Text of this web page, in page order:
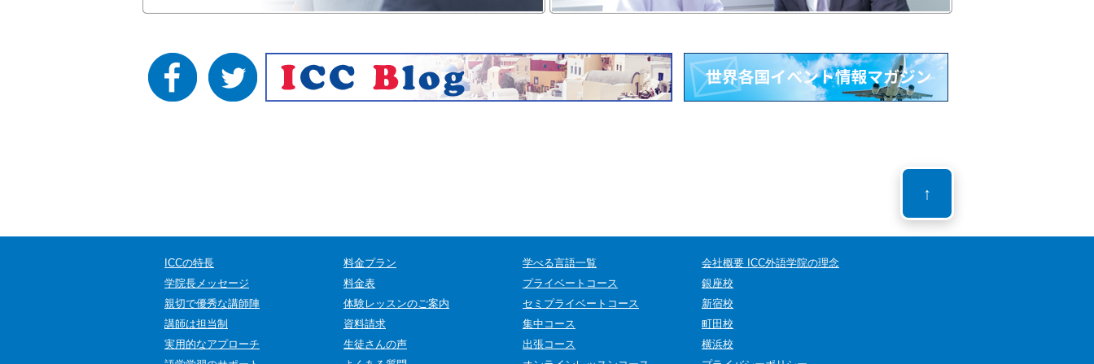
↑
ICCの特長
学院長メッセージ
親切で優秀な講師陣
講師は担当制
実用的なアプローチ
料金プラン
料金表
体験レッスンのご案内
資料請求
生徒さんの声
学べる言語一覧
プライベートコース
セミプライベートコース
集中コース
出張コース
会社概要 ICC外語学院の理念
銀座校
新宿校
町田校
横浜校